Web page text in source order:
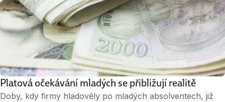
Platová očekávání mladých se přibližují realitě
Doby, kdy firmy hladověly po mladých absolventech, již